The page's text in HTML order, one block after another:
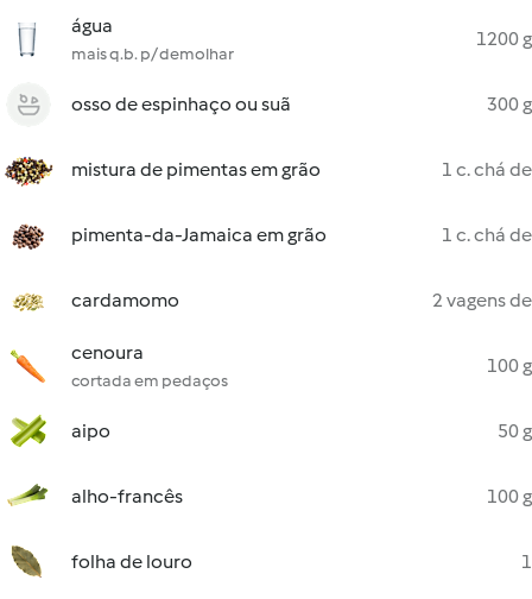
água
mais q.b. p/ demolhar
1200 g
osso de espinhaço ou suã 300 g
mistura de pimentas em grão 1 c. chá de
pimenta-da-Jamaica em grão 1 c. chá de
cardamomo 2 vagens de
cenoura
cortada em pedaços
100 g
aipo 50 g
alho-francês 100 g
folha de louro 1